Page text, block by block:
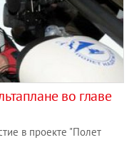
во главе
в проекте "Полет